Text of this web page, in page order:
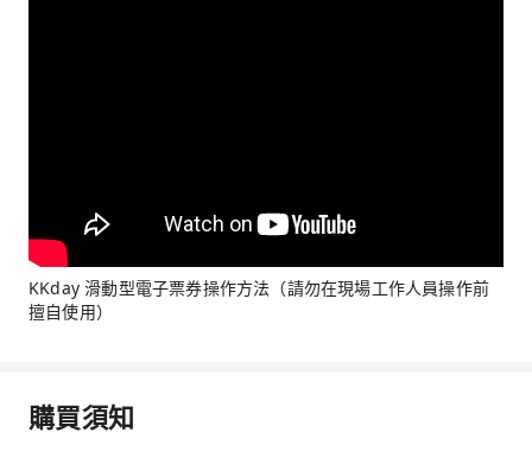
KKday 滑動型電子票券操作方法（請勿在現場工作人員操作前
擅自使用）
購買須知